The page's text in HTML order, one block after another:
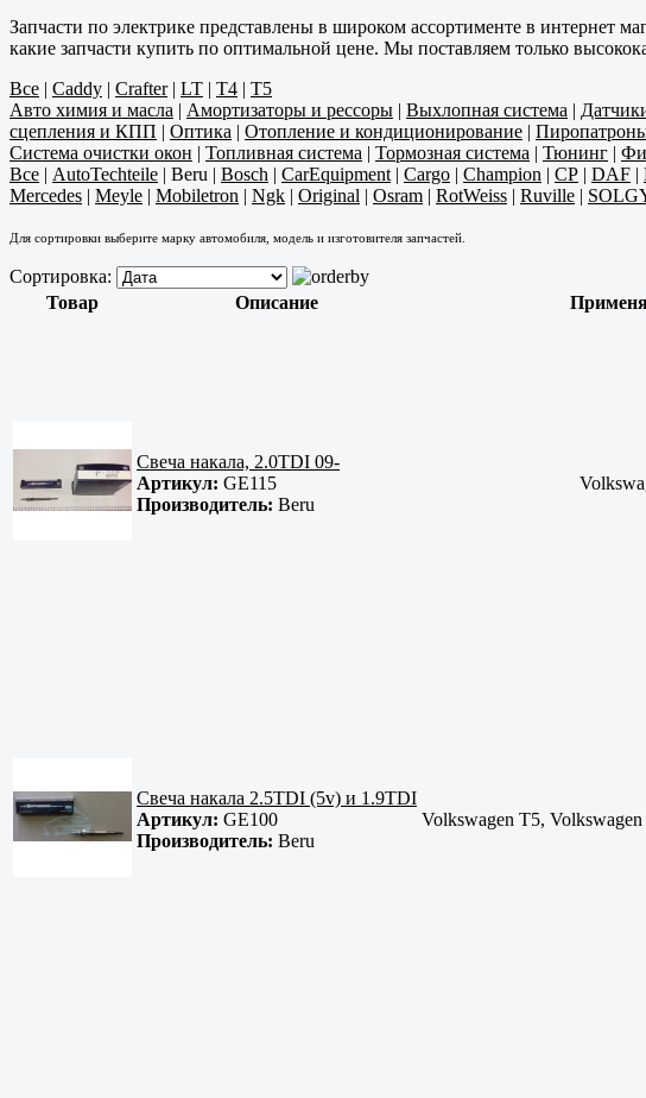
Запчасти по электрике представлены в широком ассортименте в интернет
какие запчасти купить по оптимальной цене. Мы поставляем только
Все | Caddy | Crafter| LT | T4 | T5
Авто химия и масла | Амортизаторы и рессоры | Выхлопная система |
сцепления и КПП | Оптика | Отопление и кондиционирование |
Система очистки окон | Топливная система | Тормозная система | Тюнинг |
Все | AutoTechteile | Beru | Bosch | CarEquipment | Cargo | Champion | CP | DAF |
Mercedes | Meyle | Mobiletron | Ngk | Original | Osram | RotWeiss | Ruville |
Для сортировки выберите марку автомобиля, модель и изготовителя запчастей.
Сортировка:
Товар
Описание
Свеча накала, 2.0TDI 09-
Артикул: GE115
Производитель: Beru
Свеча накала 2.5TDI (5v) и 1.9TDI
Артикул: GE100
Производитель: Beru
Volkswagen T5,